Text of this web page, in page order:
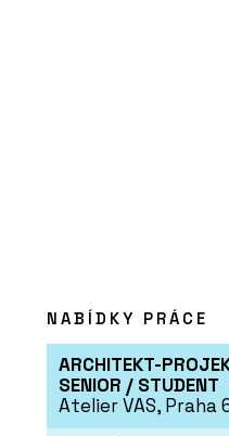
Restaurace
řeky Moravy
NABÍDKY PRÁCE
ARCHITEKT-
SENIOR / STUDENT
Atelier VAS, Praha